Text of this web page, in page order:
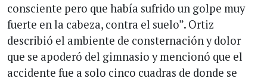
consciente pero que había sufrido un golpe muy
fuerte en la cabeza, contra el suelo”. Ortiz
describió el ambiente de consternación y dolor
que se apoderó del gimnasio y mencionó que el
accidente fue a solo cinco cuadras de donde se